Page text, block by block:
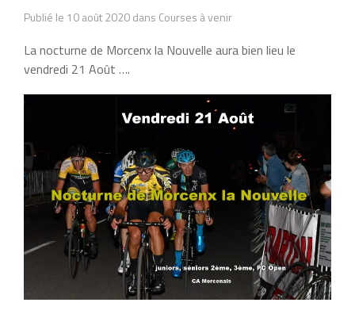
Publié le 10 août 2020 dans Courses à venir
La nocturne de Morcenx la Nouvelle aura bien lieu le
vendredi 21 Août ….